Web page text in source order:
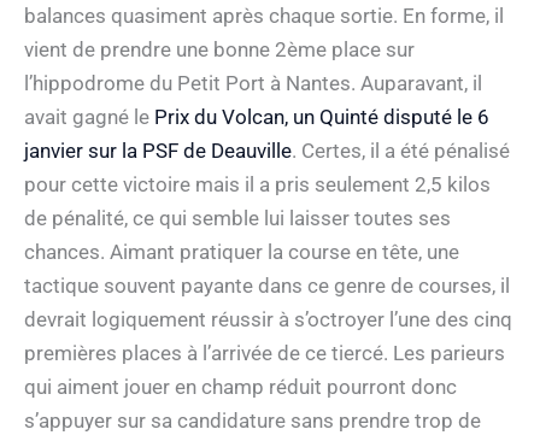
balances quasiment après chaque sortie. En forme, il
vient de prendre une bonne 2ème place sur
l’hippodrome du Petit Port à Nantes. Auparavant, il
avait gagné le Prix du Volcan, un Quinté disputé le 6
janvier sur la PSF de Deauville. Certes, il a été pénalisé
pour cette victoire mais il a pris seulement 2,5 kilos
de pénalité, ce qui semble lui laisser toutes ses
chances. Aimant pratiquer la course en tête, une
tactique souvent payante dans ce genre de courses, il
devrait logiquement réussir à s’octroyer l’une des cinq
premières places à l’arrivée de ce tiercé. Les parieurs
qui aiment jouer en champ réduit pourront donc
s’appuyer sur sa candidature sans prendre trop de